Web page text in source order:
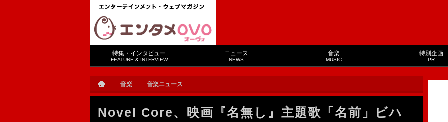
特集・インタビュー
FEATURE & INTERVIEW
ニュース
NEWS
音楽
MUSIC
特別企画
PR
音楽 音楽ニュース
Novel Core、映画『名無し』主題歌「名前」ビハ